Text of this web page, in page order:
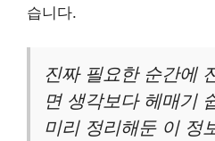
습니다.
진짜 필요한 순간에
면 생각보다 헤매기
미리 정리해둔 이 정